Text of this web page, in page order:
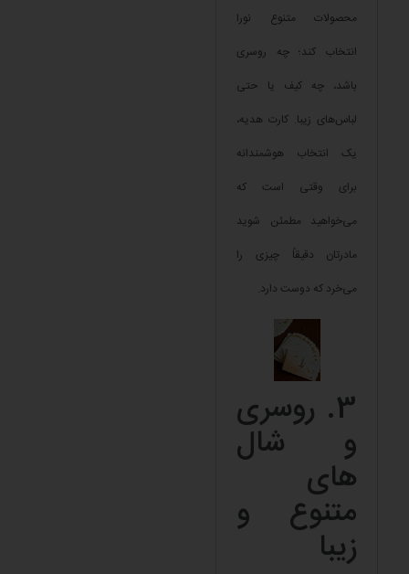
محصولات متنوع نورا
انتخاب کند؛ چه روسری
باشد، چه کیف یا حتی
لباس‌های زیبا. کارت هدیه،
یک انتخاب هوشمندانه
برای وقتی است که
می‌خواهید مطمئن شوید
مادرتان دقیقاً چیزی را
می‌خرد که دوست دارد.
3. روسری‌
و شال
های
متنوع و
زیبا